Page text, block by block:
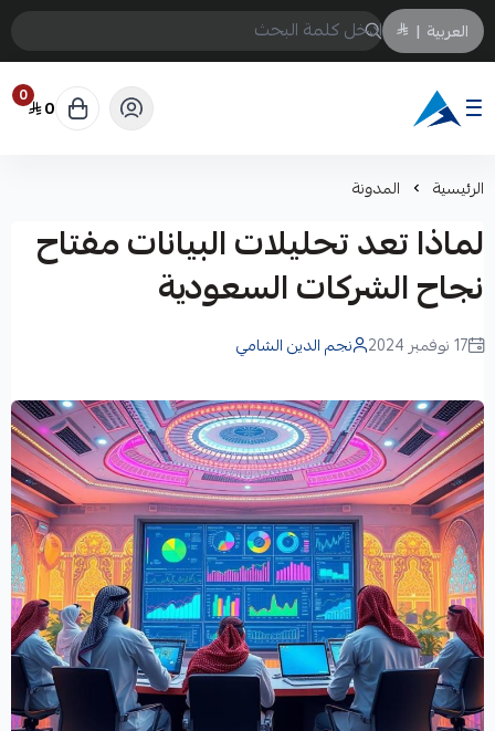
العربية |
Arabtechksa
0 0
الرئيسية المدونة
لماذا تعد تحليلات البيانات مفتاح
نجاح الشركات السعودية
17 نوفمبر 2024 نجم الدين الشامي